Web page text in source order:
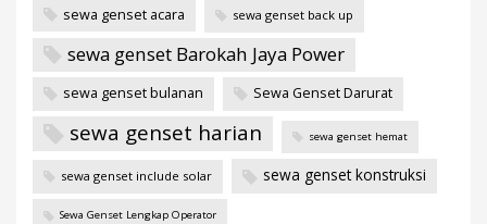
sewa genset acara sewa genset back up
sewa genset Barokah Jaya Power
sewa genset bulanan Sewa Genset Darurat
sewa genset harian sewa genset hemat
sewa genset include solar sewa genset konstruksi
Sewa Genset Lengkap Operator